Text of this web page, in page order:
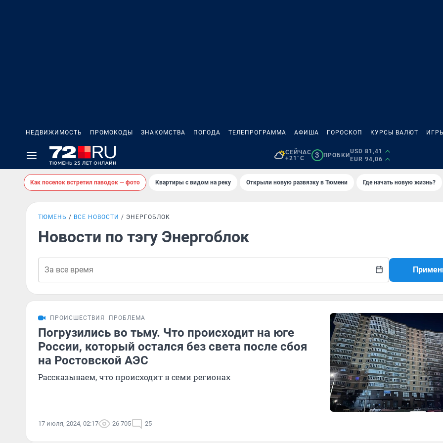
НЕДВИЖИМОСТЬ ПРОМОКОДЫ ЗНАКОМСТВА ПОГОДА ТЕЛЕПРОГРАММА АФИША ГОРОСКОП КУРСЫ ВАЛЮТ
СЕЙЧАС
+21°C
3 ПРОБКИ
USD 81,41
EUR 94,06
Как поселок встретил паводок — фото Квартиры с видом на реку Открыли новую развязку в Тюмени Где начать новую жизнь?
ТЮМЕНЬ ВСЕ НОВОСТИ ЭНЕРГОБЛОК
Новости по тэгу Энергоблок
ПРОИСШЕСТВИЯ ПРОБЛЕМА
Погрузились во тьму. Что происходит на юге
России, который остался без света после сбоя
на Ростовской АЭС
Рассказываем, что происходит в семи регионах
17 июля, 2024, 02:17 26 705 25